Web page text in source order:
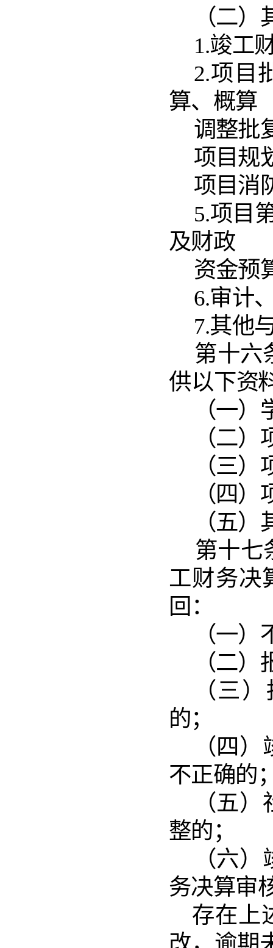
（二
1.竣工
2.项目
算、概算
调整批
项目规
项目消
5.项目
及财政
资金预
6.审计
7.其他
第十六
供以下资
（一
（二
（三
（四
（五
第十七
工财务决
回：
（一
（二
（三
的；
（四
不正确的
（五
整的；
（六
务决算审
存在上